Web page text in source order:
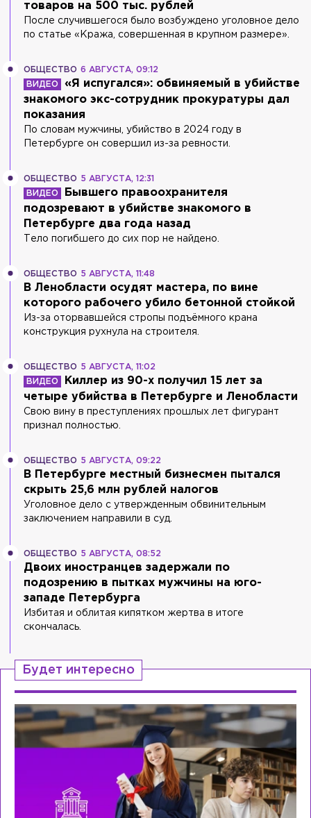
товаров на 500 тыс. рублей
После случившегося было возбуждено уголовное дело
по статье «Кража, совершенная в крупном размере».
ОБЩЕСТВО 6 АВГУСТА, 09:12
«Я испугался»: обвиняемый в убийстве
знакомого экс-сотрудник прокуратуры дал
показания
По словам мужчины, убийство в 2024 году в
Петербурге он совершил из-за ревности.
ОБЩЕСТВО 5 АВГУСТА, 12:31
Бывшего правоохранителя
подозревают в убийстве знакомого в
Петербурге два года назад
Тело погибшего до сих пор не найдено.
ОБЩЕСТВО 5 АВГУСТА, 11:48
В Ленобласти осудят мастера, по вине
которого рабочего убило бетонной стойкой
Из-за оторвавшейся стропы подъёмного крана
конструкция рухнула на строителя.
ОБЩЕСТВО 5 АВГУСТА, 11:02
Киллер из 90-х получил 15 лет за
четыре убийства в Петербурге и Ленобласти
Свою вину в преступлениях прошлых лет фигурант
признал полностью.
ОБЩЕСТВО 5 АВГУСТА, 09:22
В Петербурге местный бизнесмен пытался
скрыть 25,6 млн рублей налогов
Уголовное дело с утвержденным обвинительным
заключением направили в суд.
ОБЩЕСТВО 5 АВГУСТА, 08:52
Двоих иностранцев задержали по
подозрению в пытках мужчины на юго-
западе Петербурга
Избитая и облитая кипятком жертва в итоге
скончалась.
Будет интересно